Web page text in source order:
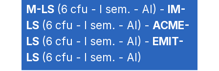
M-LS (6 cfu - I sem. - AI) - IM-
LS (6 cfu - I sem. - AI) - ACME-
LS (6 cfu - I sem. - AI) - EMIT-
LS (6 cfu - I sem. - AI)